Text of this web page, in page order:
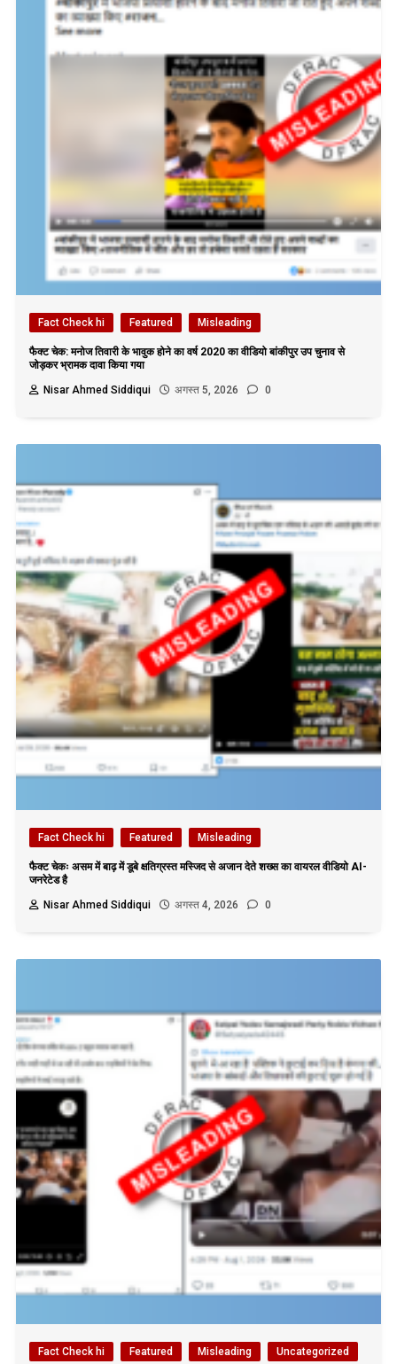
Fact Check hi Featured Misleading
फैक्ट चेक: मनोज तिवारी के भावुक होने का वर्ष 2020 का वीडियो बांकीपुर उप चुनाव से
जोड़कर भ्रामक दावा किया गया
Nisar Ahmed Siddiqui
अगस्त 5, 2026 0
Fact Check hi Featured Misleading
फैक्ट चेकः असम में बाढ़ में डूबे क्षतिग्रस्त मस्जिद से अजान देते शख्स का वायरल वीडियो AI-
जनरेटेड है
Nisar Ahmed Siddiqui
अगस्त 4, 2026 0
Fact Check hi Featured Misleading Uncategorized